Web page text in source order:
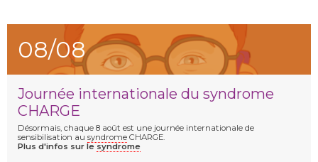
08/08
Journée internationale du syndrome
CHARGE
Désormais, chaque 8 août est une journée internationale de
sensibilisation au syndrome CHARGE.
Plus d'infos sur le syndrome